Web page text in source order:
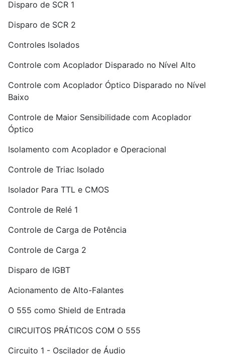
Disparo de SCR 1
Disparo de SCR 2
Controles Isolados
Controle com Acoplador Disparado no Nível Alto
Controle com Acoplador Óptico Disparado no Nível
Baixo
Controle de Maior Sensibilidade com Acoplador
Óptico
Isolamento com Acoplador e Operacional
Controle de Triac Isolado
Isolador Para TTL e CMOS
Controle de Relé 1
Controle de Carga de Potência
Controle de Carga 2
Disparo de IGBT
Acionamento de Alto-Falantes
O 555 como Shield de Entrada
CIRCUITOS PRÁTICOS COM O 555
Circuito 1 - Oscilador de Áudio